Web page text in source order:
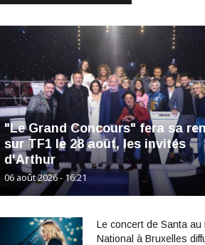
"Le Grand Concours" fera sa
sur TF1 le 28 août, les invités
d'Arthur
06 août 2026 - 16:21
Le concert de Santa au
National à Bruxelles